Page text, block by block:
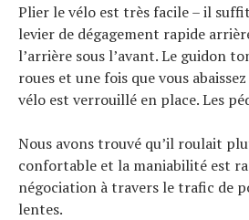
Plier le vélo est très facile – il
levier de dégagement rapide
l’arrière sous l’avant. Le guidon
roues et une fois que vous
vélo est verrouillé en place. Les
Nous avons trouvé qu’il roulait
confortable et la maniabilité est
négociation à travers le trafic de
lentes.